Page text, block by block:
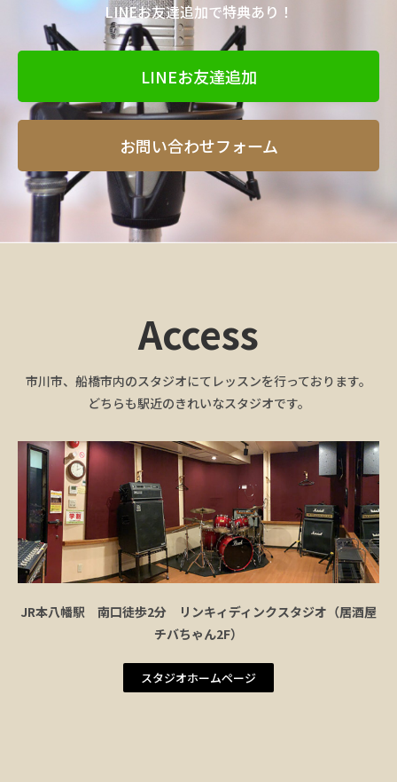
LINEお友達追加で特典あり！
LINEお友達追加
お問い合わせフォーム
Access
市川市、船橋市内のスタジオにてレッスンを行っております。
どちらも駅近のきれいなスタジオです。
JR本八幡駅 南口徒歩2分 リンキィディンクスタジオ（居酒屋
チバちゃん2F）
スタジオホームページ